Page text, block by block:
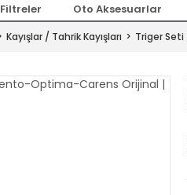
Filtreler Oto Aksesuarlar
Kayışlar / Tahrik Kayışları Triger